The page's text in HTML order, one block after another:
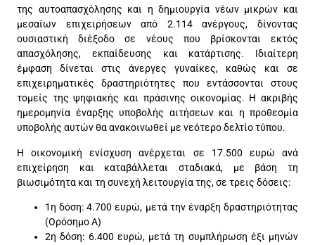
της αυτοαπασχόλησης και η δημιουργία νέων μικρών και
μεσαίων επιχειρήσεων από 2.114 ανέργους, δίνοντας
ουσιαστική διέξοδο σε νέους που βρίσκονται εκτός
απασχόλησης, εκπαίδευσης και κατάρτισης. Ιδιαίτερη
έμφαση δίνεται στις άνεργες γυναίκες, καθώς και σε
επιχειρηματικές δραστηριότητες που εντάσσονται στους
τομείς της ψηφιακής και πράσινης οικονομίας. Η ακριβής
ημερομηνία έναρξης υποβολής αιτήσεων και η προθεσμία
υποβολής αυτών θα ανακοινωθεί με νεότερο δελτίο τύπου.
Η οικονομική ενίσχυση ανέρχεται σε 17.500 ευρώ ανά
επιχείρηση και καταβάλλεται σταδιακά, με βάση τη
βιωσιμότητα και τη συνεχή λειτουργία της, σε τρεις δόσεις:
1η δόση: 4.700 ευρώ, μετά την έναρξη δραστηριότητας
(Ορόσημο Α)
2η δόση: 6.400 ευρώ, μετά τη συμπλήρωση έξι μηνών